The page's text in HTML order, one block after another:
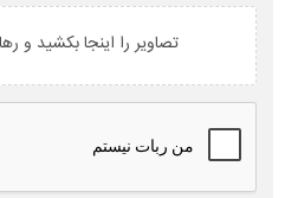
تصاویر را اینجا بکشید و